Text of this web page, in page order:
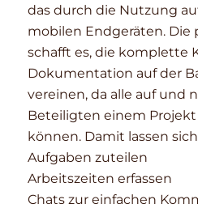
das durch die Nutzung
mobilen Endgeräten. Die
schafft es, die komplette
Dokumentation auf der
vereinen, da alle auf und
Beteiligten einem
können. Damit lassen
Aufgaben zuteilen
Arbeitszeiten erfassen
Chats zur einfachen